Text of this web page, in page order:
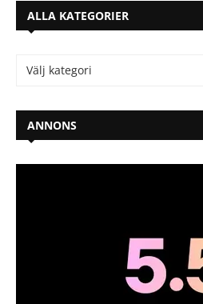
ALLA KATEGORIER
ANNONS